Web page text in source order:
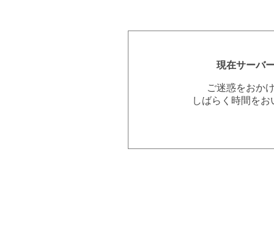
現在サーバ
ご迷惑をおか
しばらく時間を